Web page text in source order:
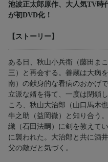
池波正太郎原作、大人気TV時
が初DVD化！
【ストーリー】
ある日、秋山小兵衛（藤田ま
三）と再会する。善蔵は大病
南）の献身的な看病のおかげ
立派な婿を得て、一度は閉鎖
ころ、秋山大治郎（山口馬木
牛之助（益岡徹）と知り合う
織（石田法嗣）に剣を教えて
に襲われた。大治郎と共に酒
父の敵だと気づく。